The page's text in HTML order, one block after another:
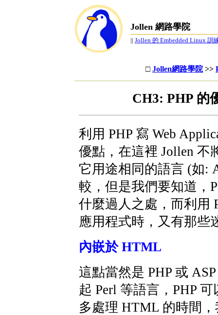
Jollen 網路學院
|| Jollen 的 Embedded Linux 訓
□ Jollen網路學院>>
CH3: PHP 的
利用 PHP 寫 Web
優點，在這裡 Jollen 不
它用途相同的語言 (如:
較，但是我們要知道，
什麼過人之處，而利用
應用程式時，又有那些
內嵌於 HTML
這點當然是 PHP 或
起 Perl 等語言，PHP
多處理 HTML 的時間